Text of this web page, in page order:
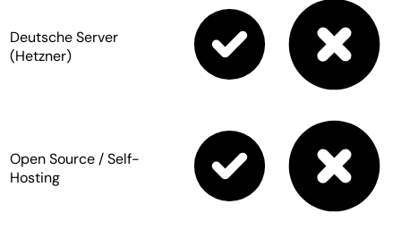
Deutsche Server
(Hetzner)
Open Source / Self-
Hosting